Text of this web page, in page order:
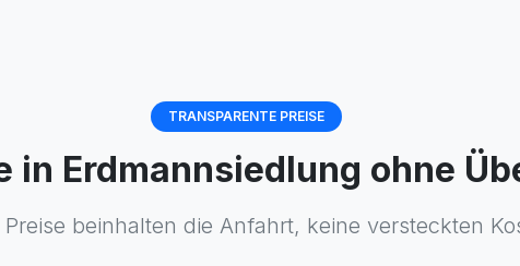
TRANSPARENTE PREISE
in Erdmannsiedlung ohne
Preise beinhalten die Anfahrt, keine versteckten